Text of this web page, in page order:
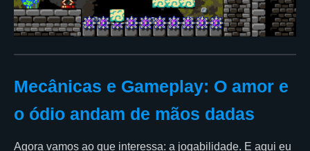
Mecânicas e Gameplay: O amor e
o ódio andam de mãos dadas
Agora vamos ao que interessa: a jogabilidade. E aqui eu